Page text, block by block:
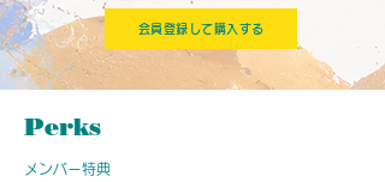
会員登録して購入する
Perks
​メンバー特典